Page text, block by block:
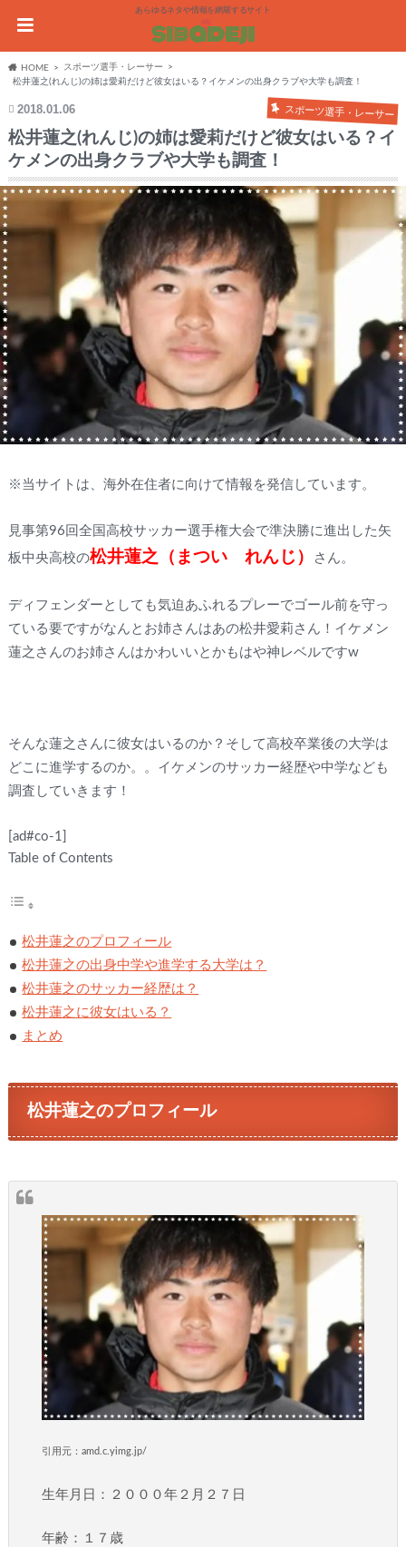
あらゆるネタや情報を網羅するサイト
HOME
スポーツ選手・レーサー
松井蓮之(れんじ)の姉は愛莉だけど彼女はいる？イケメンの出身クラブや大学も調査！
2018.01.06 スポーツ選手・レーサー
松井蓮之(れんじ)の姉は愛莉だけど彼女はいる？イ
ケメンの出身クラブや大学も調査！
※当サイトは、海外在住者に向けて情報を発信しています。
見事第96回全国高校サッカー選手権大会で準決勝に進出した矢
板中央高校の松井蓮之（まつい れんじ） さん。
ディフェンダーとしても気迫あふれるプレーでゴール前を守っ
ている要ですがなんとお姉さんはあの松井愛莉さん！イケメン
蓮之さんのお姉さんはかわいいとかもはや神レベルですw
そんな蓮之さんに彼女はいるのか？そして高校卒業後の大学は
どこに進学するのか。。イケメンのサッカー経歴や中学なども
調査していきます！
[ad#co-1]
Table of Contents
松井蓮之のプロフィール
松井蓮之の出身中学や進学する大学は？
松井蓮之のサッカー経歴は？
松井蓮之に彼女はいる？
まとめ
松井蓮之のプロフィール
引用元：amd.c.yimg.jp/
生年月日：２０００年２月２７日
年齢：１７歳